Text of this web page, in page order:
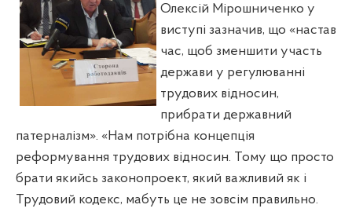
Олексій Мірошниченко у
виступі зазначив, що «настав
час, щоб зменшити участь
держави у регулюванні
трудових відносин,
прибрати державний
патерналізм». «Нам потрібна концепція
реформування трудових відносин. Тому що просто
брати якийсь законопроект, який важливий як і
Трудовий кодекс, мабуть це не зовсім правильно.